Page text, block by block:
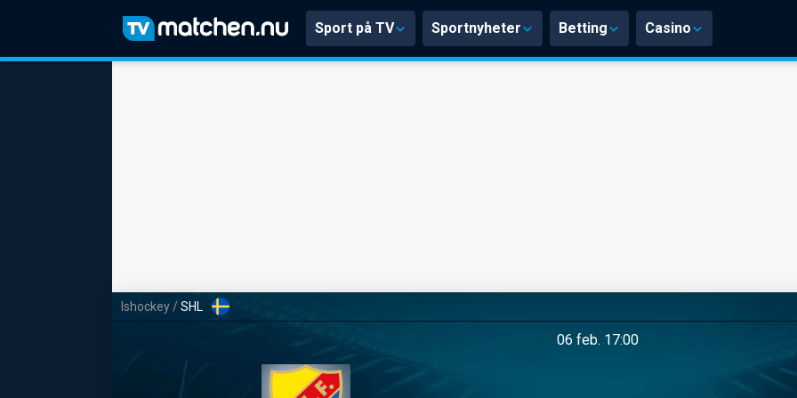
Sport på TV Sportnyheter Betting Casino
Ishockey /SHL
06 feb. 17:00